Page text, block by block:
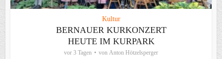
Kultur
BERNAUER KURKONZERT
HEUTE IM KURPARK
vor 3 Tagen von Anton Hötzelsperger